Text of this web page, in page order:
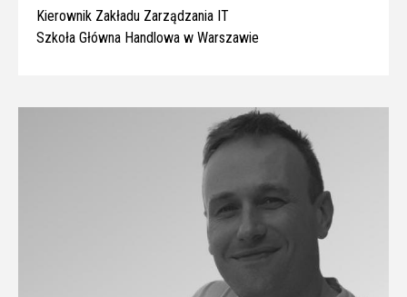
Kierownik Zakładu Zarządzania IT
Szkoła Główna Handlowa w Warszawie